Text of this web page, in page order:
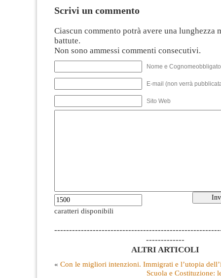
Scrivi un commento
Ciascun commento potrà avere una lunghezza
battute.
Non sono ammessi commenti consecutivi.
Nome e
E-mail (non verrà
Sito Web
caratteri disponibili
-------------
ALTRI ARTICOLI
« Con le migliori intenzioni. Immigrati e l’utopia
Scuola e Costituzione: